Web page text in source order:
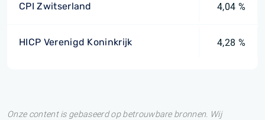
CPI Zwitserland 4,04 %
HICP Verenigd Koninkrijk 4,28 %
Onze content is gebaseerd op betrouwbare bronnen. Wij